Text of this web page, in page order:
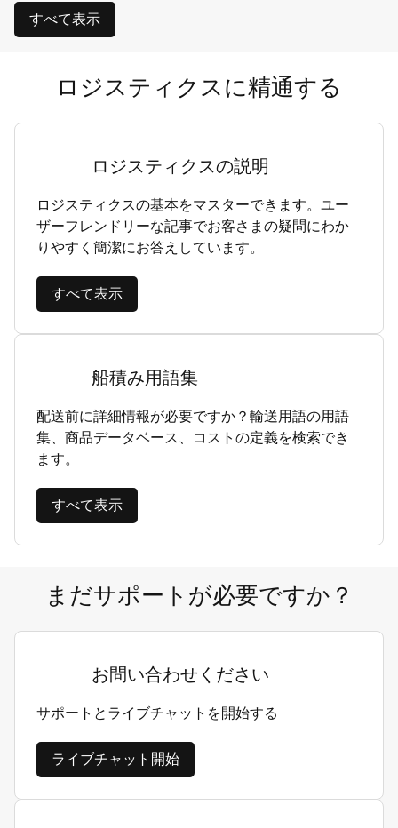
すべて表示
ロジスティクスに精通する
ロジスティクスの説明
ロジスティクスの基本をマスターできます。ユー
ザーフレンドリーな記事でお客さまの疑問にわか
りやすく簡潔にお答えしています。
すべて表示
船積み用語集
配送前に詳細情報が必要ですか？輸送用語の用語
集、商品データベース、コストの定義を検索でき
ます。
すべて表示
まだサポートが必要ですか？
お問い合わせください
サポートとライブチャットを開始する
ライブチャット開始